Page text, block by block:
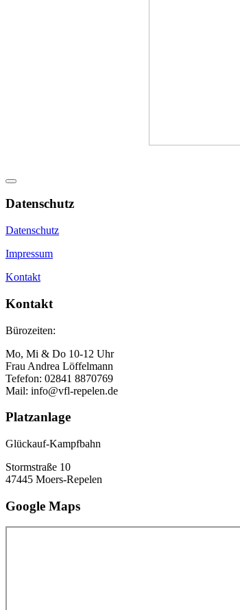
Datenschutz
Datenschutz
Impressum
Kontakt
Kontakt
Bürozeiten:
Mo, Mi & Do 10-12 Uhr
Frau Andrea Löffelmann
Tefefon: 02841 8870769
Mail: info@vfl-repelen.de
Platzanlage
Glückauf-Kampfbahn
Stormstraße 10
47445 Moers-Repelen
Google Maps